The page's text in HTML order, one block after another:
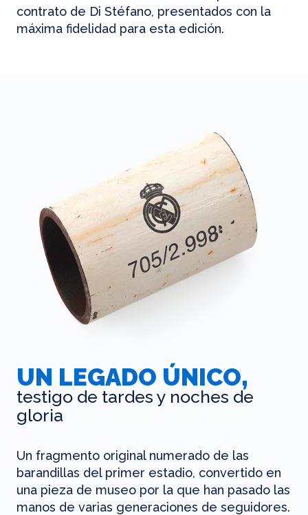
contrato de Di Stéfano, presentados con la
máxima fidelidad para esta edición.
UN LEGADO ÚNICO,
testigo de tardes y noches de
gloria
Un fragmento original numerado de las
barandillas del primer estadio, convertido en
una pieza de museo por la que han pasado las
manos de varias generaciones de seguidores.